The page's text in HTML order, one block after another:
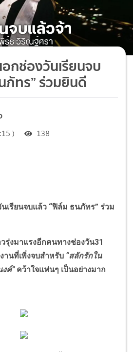
กช่องวันเรียนจบ
ภัทร” ร่วมยินดี
) 138
เรียนจบแล้ว “ฟิล์ม ธนภัทร” ร่วม
มาแรงอีกคนทางช่องวัน31
านที่เพิ่งจบสำหรับ “สลักรักใน
งค์”คว้าใจแฟนๆ เป็นอย่างมาก